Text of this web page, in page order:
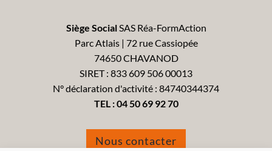
Siège SocialSAS Réa-FormAction
Parc Atlais | 72 rue Cassiopée
74650 CHAVANOD
SIRET : 833 609 506 00013
N° déclaration d'activité : 84740344374
TEL :04 50 69 92 70
Nous contacter